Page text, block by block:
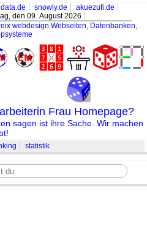
snowly.de
akuezufi.de
den 09. August 2026
webdesign Webseiten, Datenbanken,
Frau Homepage?
sagen ist ihre Sache. Wir machen
statistik